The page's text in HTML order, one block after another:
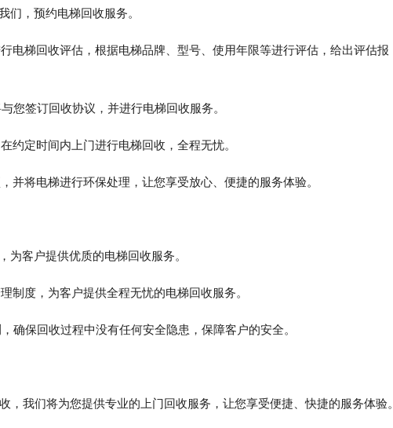
们，预约电梯回收服务。
电梯回收评估，根据电梯品牌、型号、使用年限等进行评估，给出评估报
您签订回收协议，并进行电梯回收服务。
约定时间内上门进行电梯回收，全程无忧。
并将电梯进行环保处理，让您享受放心、便捷的服务体验。
为客户提供优质的电梯回收服务。
制度，为客户提供全程无忧的电梯回收服务。
确保回收过程中没有任何安全隐患，保障客户的安全。
我们将为您提供专业的上门回收服务，让您享受便捷、快捷的服务体验。